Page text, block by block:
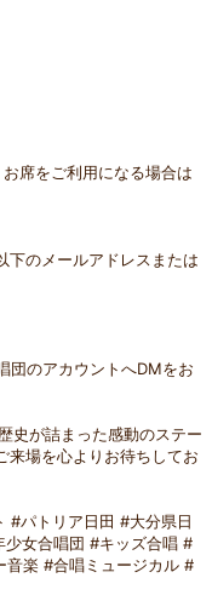
席をご利用になる場合は
下のメールアドレスまたは
団のアカウントへDMをお
史が詰まった感動のステー
来場を心よりお待ちしてお
#パトリア日田 #大分県日
女合唱団 #キッズ合唱 #
音楽 #合唱ミュージカル #